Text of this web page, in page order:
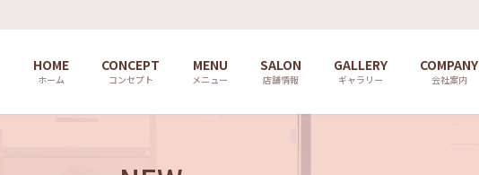
HOME
ホーム
CONCEPT
コンセプト
MENU
メニュー
SALON
店舗情報
GALLERY
ギャラリー
COMPANY
会社案内